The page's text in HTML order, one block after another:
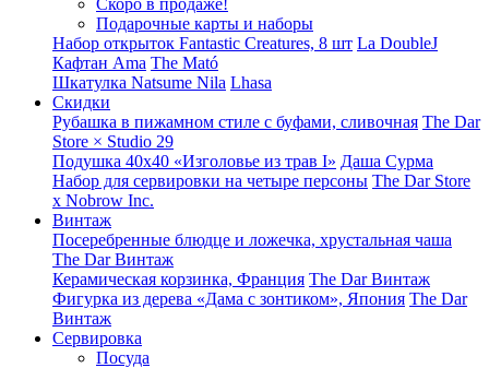
Скоро в продаже!
Подарочные карты и наборы
Набор открыток Fantastic Creatures, 8 шт La DoubleJ
Кафтан Ama The Mató
Шкатулка Natsume Nila Lhasa
Скидки
Рубашка в пижамном стиле с буфами, сливочная The Dar
Store × Studio 29
Подушка 40x40 «Изголовье из трав I» Даша Сурма
Набор для сервировки на четыре персоны The Dar Store
х Nobrow Inc.
Винтаж
Посеребренные блюдце и ложечка, хрустальная чаша
The Dar Винтаж
Керамическая корзинка, Франция The Dar Винтаж
Фигурка из дерева «Дама с зонтиком», Япония The Dar
Винтаж
Сервировка
Посуда